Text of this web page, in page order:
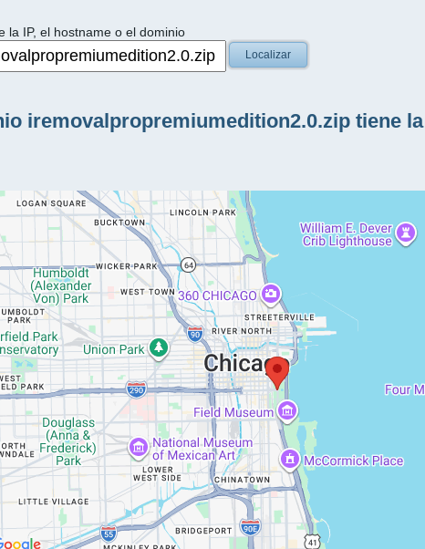
la IP, el hostname o el dominio
Localizar
iremovalpropremiumedition2.0.zip tiene la